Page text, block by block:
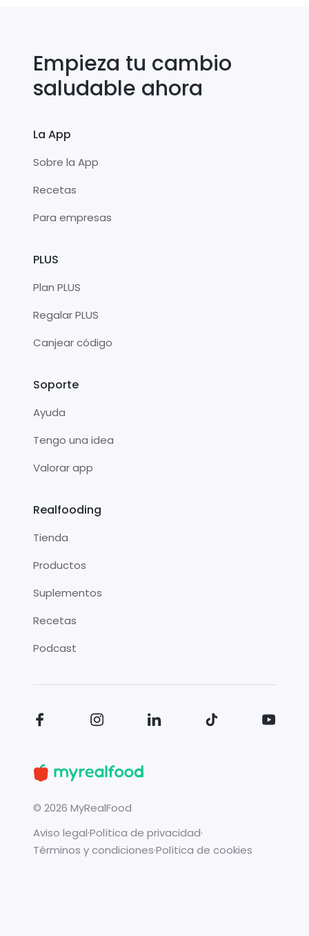
Empieza tu cambio
saludable ahora
La App
Sobre la App
Recetas
Para empresas
PLUS
Plan PLUS
Regalar PLUS
Canjear código
Soporte
Ayuda
Tengo una idea
Valorar app
Realfooding
Tienda
Productos
Suplementos
Recetas
Podcast
© 2026 MyRealFood
Aviso legal·Política de privacidad·
Términos y condiciones·Política de cookies